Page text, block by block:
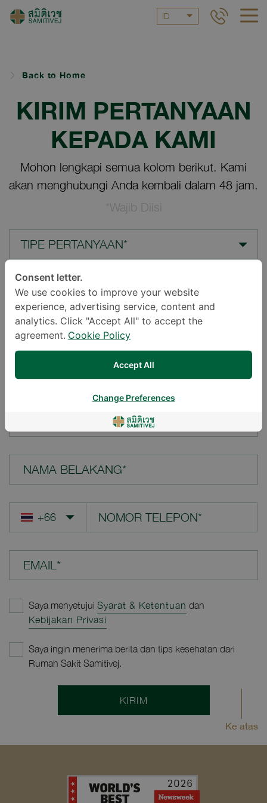
ID
Back to Home
KIRIM PERTANYAAN
KEPADA KAMI
Mohon lengkapi semua kolom berikut. Kami
akan menghubungi Anda kembali dalam 48 jam.
*Wajib Diisi
TIPE PERTANYAAN*
LOKASI*
PERTANYAAN ANDA*
NAMA BELAKANG*
EMAIL*
Saya menyetujui Syarat & Ketentuan dan
Kebijakan Privasi
Saya ingin menerima berita dan tips kesehatan dari
Rumah Sakit Samitivej.
KIRIM
Ke atas
Consent letter.
We use cookies to improve your website
experience, advertising service, content and
analytics. Click "Accept All" to accept the
agreement. Cookie Policy
Accept All
Change Preferences